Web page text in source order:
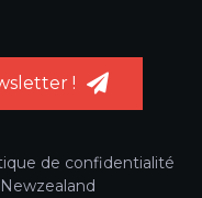
!
de confidentialité